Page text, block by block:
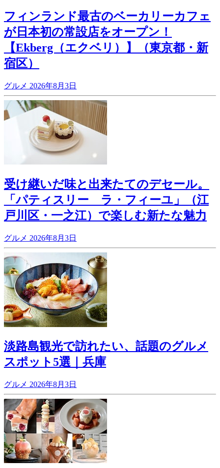
フィンランド最古のベーカリーカフェ
が日本初の常設店をオープン！
【Ekberg（エクベリ）】（東京都・新
宿区）
グルメ 2026年8月3日
受け継いだ味と出来たてのデセール。
「パティスリー ラ・フィーユ」（江
戸川区・一之江）で楽しむ新たな魅力
グルメ 2026年8月3日
淡路島観光で訪れたい、話題のグルメ
スポット5選｜兵庫
グルメ 2026年8月3日